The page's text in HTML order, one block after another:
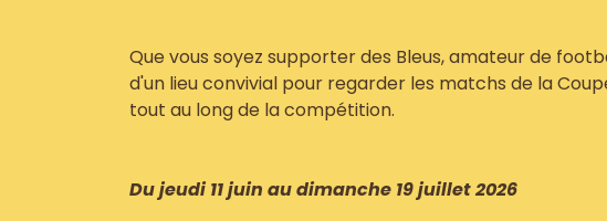
Que vous soyez supporter des Bleus, amateur de
d'un lieu convivial pour regarder les matchs de la
tout au long de la compétition.
Du jeudi 11 juin au dimanche 19 juillet 2026